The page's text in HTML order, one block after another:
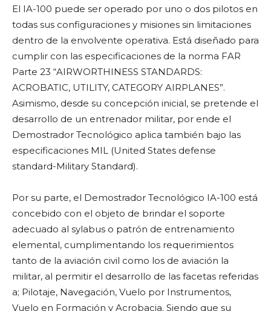
El IA-100 puede ser operado por uno o dos pilotos en
todas sus configuraciones y misiones sin limitaciones
dentro de la envolvente operativa. Está diseñado para
cumplir con las especificaciones de la norma FAR
Parte 23 “AIRWORTHINESS STANDARDS:
ACROBATIC, UTILITY, CATEGORY AIRPLANES”.
Asimismo, desde su concepción inicial, se pretende el
desarrollo de un entrenador militar, por ende el
Demostrador Tecnológico aplica también bajo las
especificaciones MIL (United States defense
standard-Military Standard).
Por su parte, el Demostrador Tecnológico IA-100 está
concebido con el objeto de brindar el soporte
adecuado al sylabus o patrón de entrenamiento
elemental, cumplimentando los requerimientos
tanto de la aviación civil como los de aviación la
militar, al permitir el desarrollo de las facetas referidas
a; Pilotaje, Navegación, Vuelo por Instrumentos,
Vuelo en Formación y Acrobacia. Siendo que su